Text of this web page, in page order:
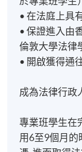
修業期
大約9到13
地點
# 教學地點
• 在法庭上具
• 保證進入由
倫敦大學法律
• 開啟獲得通
成為法律行政
專業班學生在
用6至9個月的